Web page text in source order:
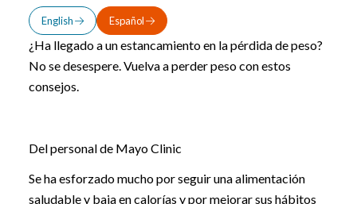
English Español
¿Ha llegado a un estancamiento en la pérdida de peso?
No se desespere. Vuelva a perder peso con estos
consejos.
Del personal de Mayo Clinic
Se ha esforzado mucho por seguir una alimentación
saludable y baja en calorías y por mejorar sus hábitos